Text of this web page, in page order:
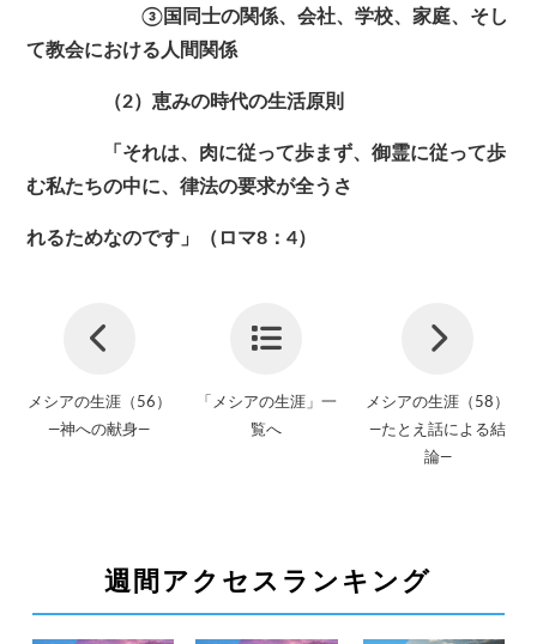
③国同士の関係、会社、学校、家庭、そし
て教会における人間関係
（2）恵みの時代の生活原則
「それは、肉に従って歩まず、御霊に従って歩
む私たちの中に、律法の要求が全うさ
れるためなのです」（ロマ8：4）
メシアの生涯（56）
—神への献身—
「メシアの生涯」一
覧へ
メシアの生涯（58）
—たとえ話による結
論—
週間アクセスランキング